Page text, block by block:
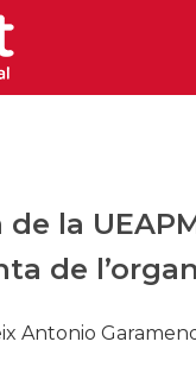
de la
de
Antonio